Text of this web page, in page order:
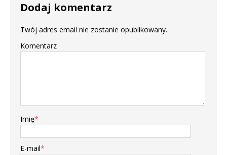
Dodaj komentarz
Twój adres email nie zostanie opublikowany.
Komentarz
Imię*
E-mail*